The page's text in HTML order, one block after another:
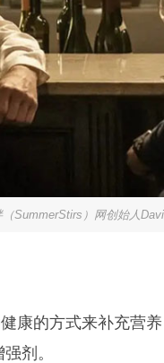
SummerStirs）网创始人
康的方式来补充营
剂。